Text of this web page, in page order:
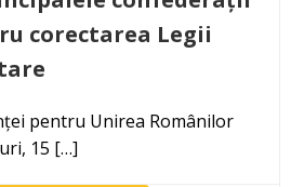
corectarea Legii
pentru Unirea Românilor
15 […]